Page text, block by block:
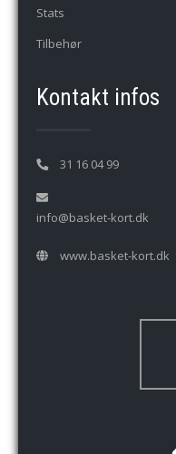
Stats
Tilbehør
Kontakt infos
31 16 04 99
info@basket-kort.dk
www.basket-kort.dk